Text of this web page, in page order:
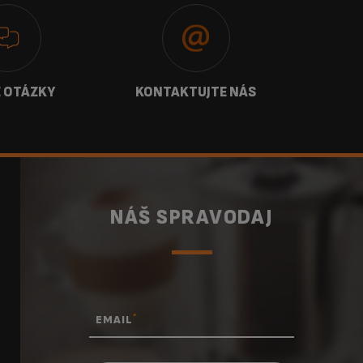
OTÁZKY KONTAKTUJTE NÁS
NÁŠ SPRAVODAJ
EMAIL*